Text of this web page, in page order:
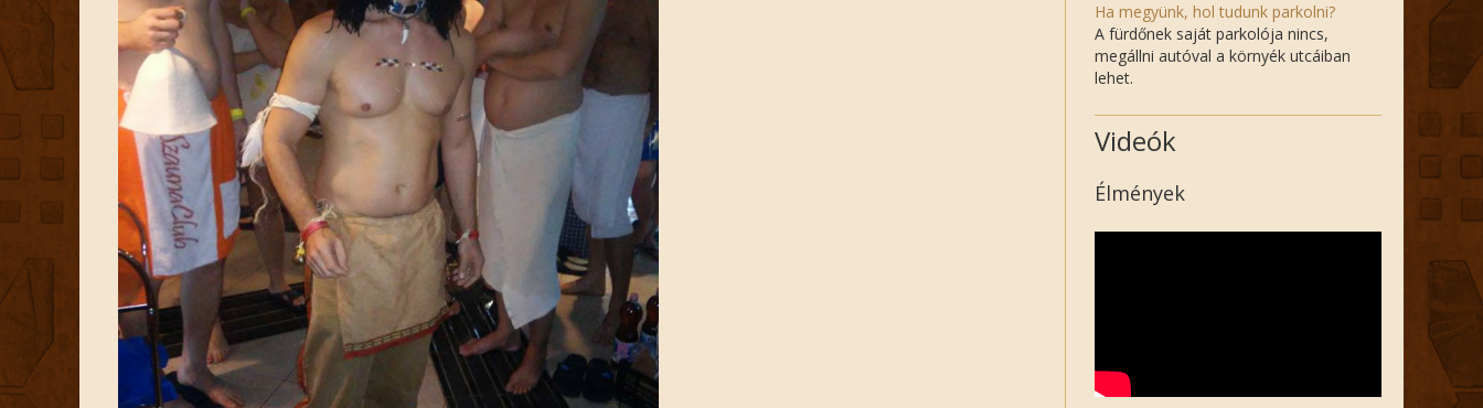
Ha megyünk, hol tudunk parkolni?
A fürdőnek saját parkolója nincs,
megállni autóval a környék utcáiban
lehet.
Videók
Élmények